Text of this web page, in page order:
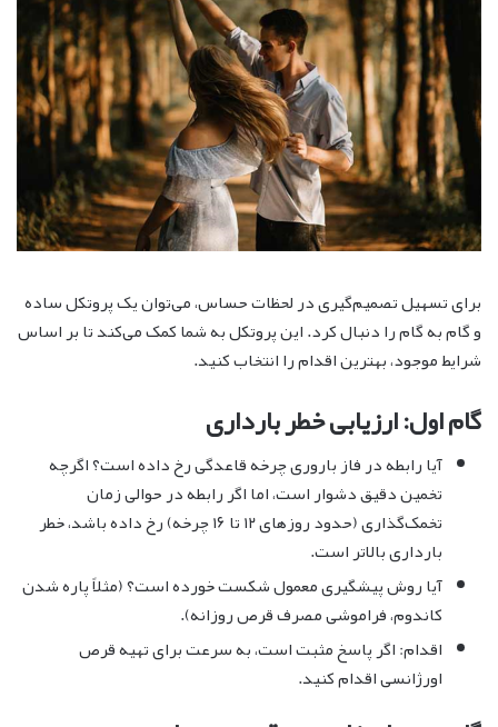
برای تسهیل تصمیم‌گیری در لحظات حساس، می‌توان یک پروتکل ساده
و گام به گام را دنبال کرد. این پروتکل به شما کمک می‌کند تا بر اساس
شرایط موجود، بهترین اقدام را انتخاب کنید.
گام اول: ارزیابی خطر بارداری
آیا رابطه در فاز باروری چرخه قاعدگی رخ داده است؟ اگرچه
تخمین دقیق دشوار است، اما اگر رابطه در حوالی زمان
تخمک‌گذاری (حدود روزهای ۱۲ تا ۱۶ چرخه) رخ داده باشد، خطر
بارداری بالاتر است.
آیا روش پیشگیری معمول شکست خورده است؟ (مثلاً پاره شدن
کاندوم، فراموشی مصرف قرص روزانه).
اقدام: اگر پاسخ مثبت است، به سرعت برای تهیه قرص
اورژانسی اقدام کنید.